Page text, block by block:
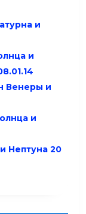
и
и
Венеры и
и
Нептуна 20